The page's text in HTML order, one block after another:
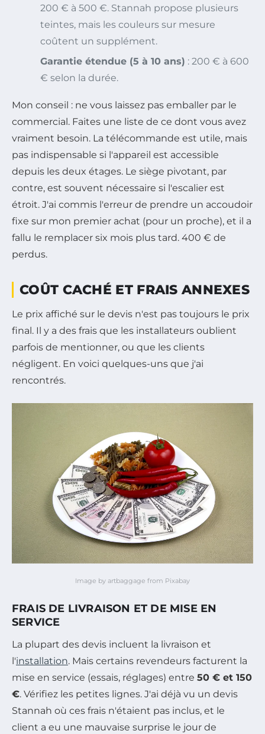
200 € à 500 €. Stannah propose plusieurs
teintes, mais les couleurs sur mesure
coûtent un supplément.
Garantie étendue (5 à 10 ans) : 200 € à 600
€ selon la durée.
Mon conseil : ne vous laissez pas emballer par le
commercial. Faites une liste de ce dont vous avez
vraiment besoin. La télécommande est utile, mais
pas indispensable si l'appareil est accessible
depuis les deux étages. Le siège pivotant, par
contre, est souvent nécessaire si l'escalier est
étroit. J'ai commis l'erreur de prendre un accoudoir
fixe sur mon premier achat (pour un proche), et il a
fallu le remplacer six mois plus tard. 400 € de
perdus.
COÛT CACHÉ ET FRAIS ANNEXES
Le prix affiché sur le devis n'est pas toujours le prix
final. Il y a des frais que les installateurs oublient
parfois de mentionner, ou que les clients
négligent. En voici quelques-uns que j'ai
rencontrés.
Image by artbaggage from Pixabay
FRAIS DE LIVRAISON ET DE MISE EN
SERVICE
La plupart des devis incluent la livraison et
l'installation. Mais certains revendeurs facturent la
mise en service (essais, réglages) entre 50 € et 150
€. Vérifiez les petites lignes. J'ai déjà vu un devis
Stannah où ces frais n'étaient pas inclus, et le
client a eu une mauvaise surprise le jour de